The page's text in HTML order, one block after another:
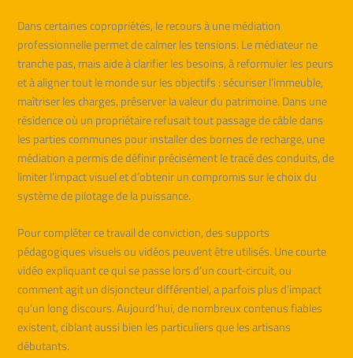
Dans certaines copropriétés, le recours à une médiation
professionnelle permet de calmer les tensions. Le médiateur ne
tranche pas, mais aide à clarifier les besoins, à reformuler les peurs
et à aligner tout le monde sur les objectifs : sécuriser l’immeuble,
maîtriser les charges, préserver la valeur du patrimoine. Dans une
résidence où un propriétaire refusait tout passage de câble dans
les parties communes pour installer des bornes de recharge, une
médiation a permis de définir précisément le tracé des conduits, de
limiter l’impact visuel et d’obtenir un compromis sur le choix du
système de pilotage de la puissance.
Pour compléter ce travail de conviction, des supports
pédagogiques visuels ou vidéos peuvent être utilisés. Une courte
vidéo expliquant ce qui se passe lors d’un court‑circuit, ou
comment agit un disjoncteur différentiel, a parfois plus d’impact
qu’un long discours. Aujourd’hui, de nombreux contenus fiables
existent, ciblant aussi bien les particuliers que les artisans
débutants.